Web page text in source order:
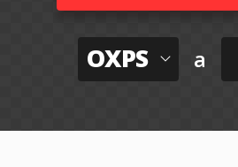
OXPS a